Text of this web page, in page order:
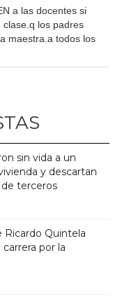
a las docentes si
los padres
maestra.a todos los
sin vida a un
y descartan
terceros
Ricardo Quintela
por la